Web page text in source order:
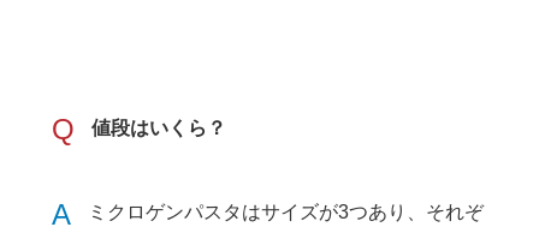
Q 値段はいくら？
A
ミクロゲンパスタはサイズが3つあり、それぞ